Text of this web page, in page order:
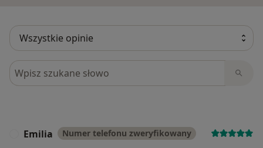
Szukaj w opiniach
Emilia Numer telefonu zweryfikowany